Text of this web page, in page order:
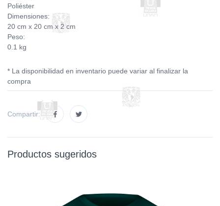
Poliéster
Dimensiones:
20 cm x 20 cm x 2 cm
Peso:
0.1 kg
* La disponibilidad en inventario puede variar al finalizar la
compra
Compartir:
Productos sugeridos